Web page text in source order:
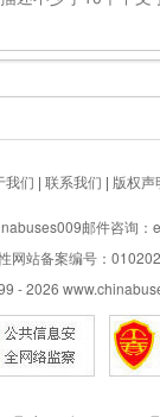
我们 | 联系我们 | 版权声
邮件咨询：
网站备案编号：
-2026